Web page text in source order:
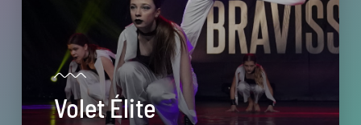
Volet Élite